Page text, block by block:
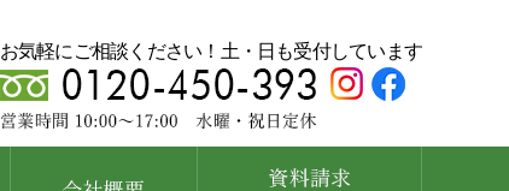
お気軽にご相談ください！土・日も受付しています